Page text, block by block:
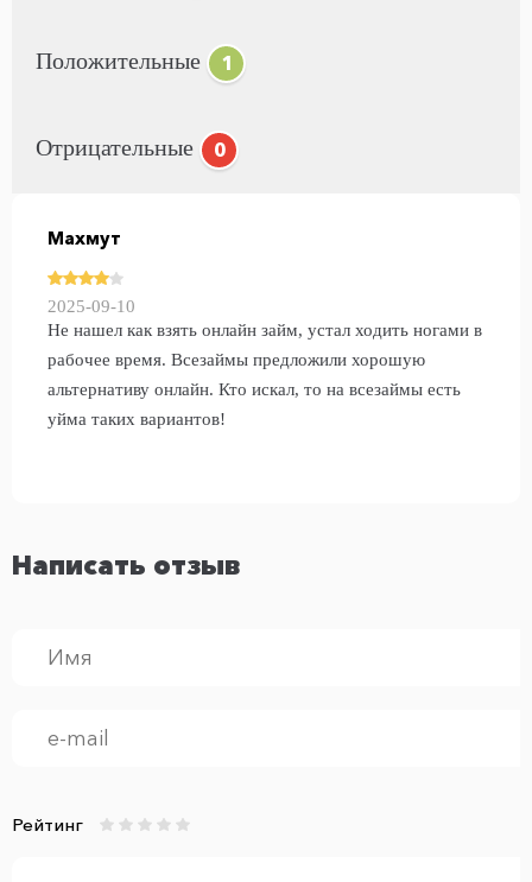
Положительные 1
Отрицательные 0
Махмут
2025-09-10
Не нашел как взять онлайн займ, устал ходить ногами в
рабочее время. Всезаймы предложили хорошую
альтернативу онлайн. Кто искал, то на всезаймы есть
уйма таких вариантов!
Написать отзыв
Рейтинг